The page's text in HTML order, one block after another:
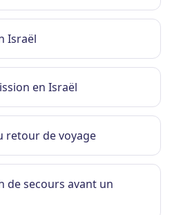
Israël
en Israël
retour de voyage
de secours avant un